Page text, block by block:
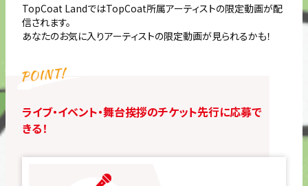
TopCoat LandではTopCoat所属アーティストの限定動画が配
信されます。
あなたのお気に入りアーティストの限定動画が見られるかも！
ライブ・イベント・舞台挨拶のチケット先行に応募で
きる！